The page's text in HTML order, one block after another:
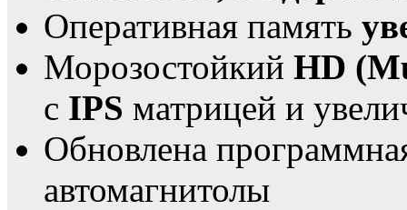
Оперативная память
Морозостойкий HD
с IPS матрицей и
Обновлена
автомагнитолы